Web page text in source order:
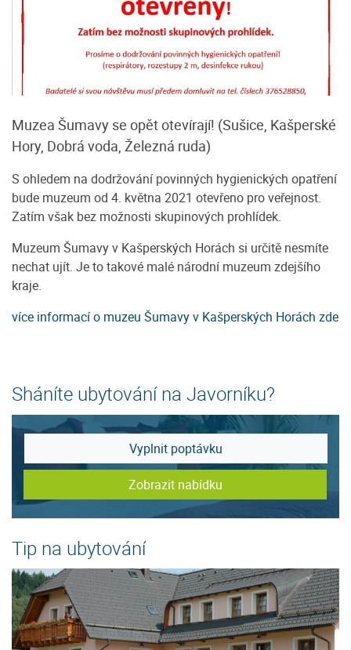
Muzea Šumavy se opět otevírají! (Sušice, Kašperské
Hory, Dobrá voda, Železná ruda)
S ohledem na dodržování povinných hygienických opatření
bude muzeum od 4. května 2021 otevřeno pro veřejnost.
Zatím však bez možnosti skupinových prohlídek.
Muzeum Šumavy v Kašperských Horách si určitě nesmíte
nechat ujít. Je to takové malé národní muzeum zdejšího
kraje.
více informací o muzeu Šumavy v Kašperských Horách zde
Sháníte ubytování na Javorníku?
Vyplnit poptávku
Zobrazit nabídku
Tip na ubytování